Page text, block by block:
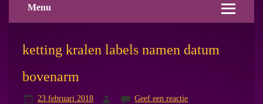
Menu
ketting kralen labels namen datum
bovenarm
23 februari 2018 Geef een reactie